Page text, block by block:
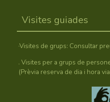
Visites guiades
·Visites de grups: Consultar
. Visites per a grups de
(Prèvia reserva de dia i hora